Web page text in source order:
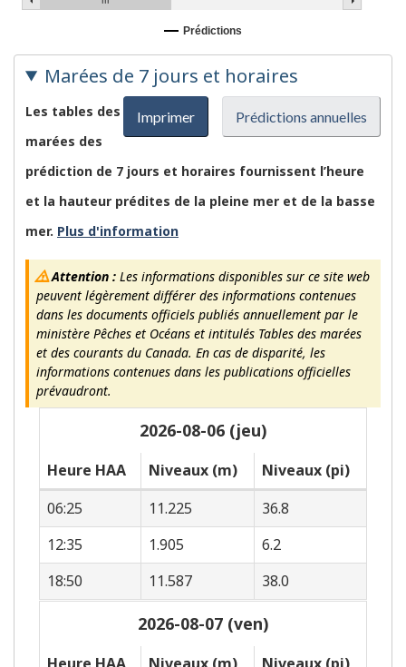
Prédictions
Marées de 7 jours et horaires
Imprimer Prédictions annuelles
Les tables des
marées des
prédiction de 7 jours et horaires fournissent l’heure
et la hauteur prédites de la pleine mer et de la basse
mer. Plus d'information
Attention :Les informations disponibles sur ce site web
peuvent légèrement différer des informations contenues
dans les documents officiels publiés annuellement par le
ministère Pêches et Océans et intitulés Tables des marées
et des courants du Canada. En cas de disparité, les
informations contenues dans les publications officielles
prévaudront.
2026-08-06 (jeu)
Heure HAA Niveaux (m)
Niveaux (pi)
06:25
11.225
36.8
12:35
1.905
6.2
18:50
11.587 38.0
2026-08-07 (ven)
Heure HAA Niveaux (m) Niveaux (pi)